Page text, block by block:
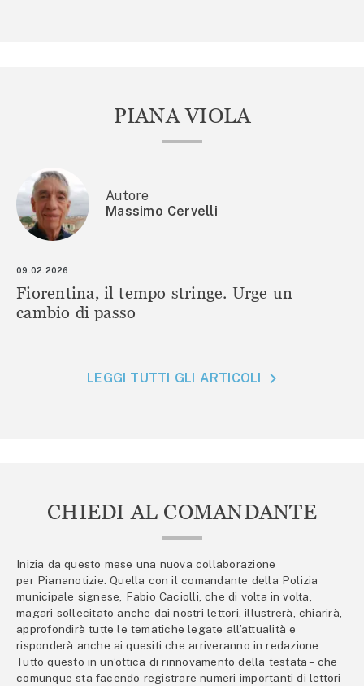
PIANA VIOLA
Autore
Massimo Cervelli
09.02.2026
Fiorentina, il tempo stringe. Urge un
cambio di passo
LEGGI TUTTI GLI ARTICOLI
CHIEDI AL COMANDANTE
Inizia da questo mese una nuova collaborazione
per Piananotizie. Quella con il comandante della Polizia
municipale signese, Fabio Caciolli, che di volta in volta,
magari sollecitato anche dai nostri lettori, illustrerà, chiarirà,
approfondirà tutte le tematiche legate all’attualità e
risponderà anche ai quesiti che arriveranno in redazione.
Tutto questo in un’ottica di rinnovamento della testata – che
comunque sta facendo registrare numeri importanti di lettori